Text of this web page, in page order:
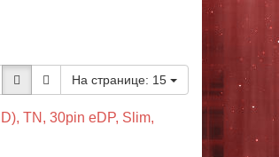
На странице: 15
TN, 30pin eDP, Slim,